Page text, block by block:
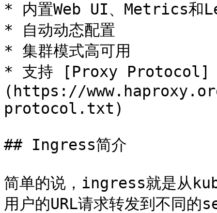
* 内置Web UI、Metrics和
* 自动动态配置
* 集群模式高可用
* 支持 [Proxy Protocol]
(https://
protocol.txt)
## Ingress简介
简单的说，ingress就是从
用户的URL请求转发到不同